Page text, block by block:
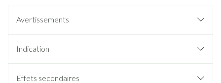
Avertissements
Indication
Effets secondaires